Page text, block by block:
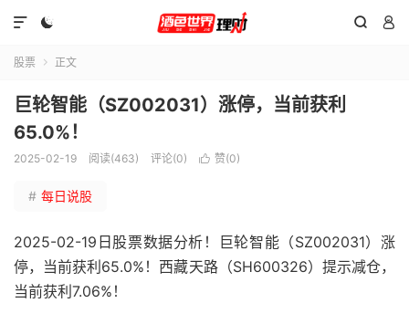
  

股票  正文
巨轮智能（SZ002031）涨停，当前获利
65.0%！
2025-02-19 阅读(463) 评论(0)  赞(0)
# 每日说股
2025-02-19日股票数据分析！巨轮智能（SZ002031）涨
停，当前获利65.0%！西藏天路（SH600326）提示减仓，
当前获利7.06%！